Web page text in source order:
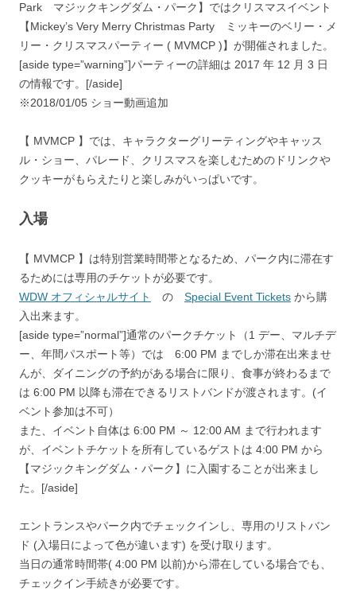
Park マジックキングダム・パーク】ではクリスマスイベント
【Mickey’s Very Merry Christmas Party ミッキーのベリー・メ
リー・クリスマスパーティー ( MVMCP )】が開催されました。
[aside type=”warning”]パーティーの詳細は 2017 年 12 月 3 日
の情報です。[/aside]
※2018/01/05 ショー動画追加
【 MVMCP 】では、キャラクターグリーティングやキャッス
ル・ショー、パレード、クリスマスを楽しむためのドリンクや
クッキーがもらえたりと楽しみがいっぱいです。
入場
【 MVMCP 】は特別営業時間帯となるため、パーク内に滞在す
るためには専用のチケットが必要です。
WDW オフィシャルサイト
の Special Event Tickets から購
入出来ます。
[aside type=”normal”]通常のパークチケット（1 デー、マルチデ
ー、年間パスポート等）では 6:00 PM までしか滞在出来ませ
んが、ダイニングの予約がある場合に限り、食事が終わるまで
は 6:00 PM 以降も滞在できるリストバンドが渡されます。(イ
ベント参加は不可）
また、イベント自体は 6:00 PM ～ 12:00 AM まで行われます
が、イベントチケットを所有しているゲストは 4:00 PM から
【マジックキングダム・パーク】に入園することが出来まし
た。 [/aside]
エントランスやパーク内でチェックインし、専用のリストバン
ド (入場日によって色が違います) を受け取ります。
当日の通常時間帯( 4:00 PM 以前)から滞在している場合でも、
チェックイン手続きが必要です。